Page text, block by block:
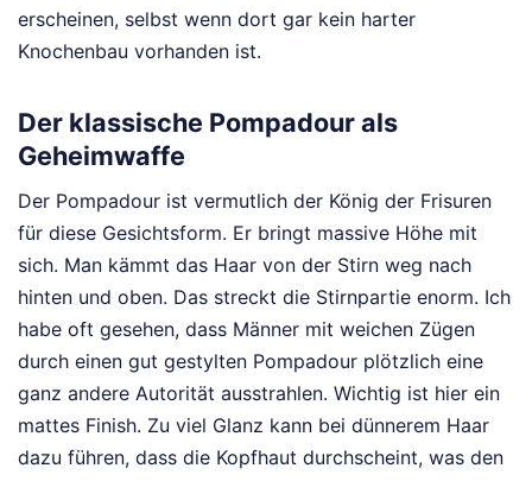
erscheinen, selbst wenn dort gar kein harter
Knochenbau vorhanden ist.
Der klassische Pompadour als
Geheimwaffe
Der Pompadour ist vermutlich der König der Frisuren
für diese Gesichtsform. Er bringt massive Höhe mit
sich. Man kämmt das Haar von der Stirn weg nach
hinten und oben. Das streckt die Stirnpartie enorm. Ich
habe oft gesehen, dass Männer mit weichen Zügen
durch einen gut gestylten Pompadour plötzlich eine
ganz andere Autorität ausstrahlen. Wichtig ist hier ein
mattes Finish. Zu viel Glanz kann bei dünnerem Haar
dazu führen, dass die Kopfhaut durchscheint, was den